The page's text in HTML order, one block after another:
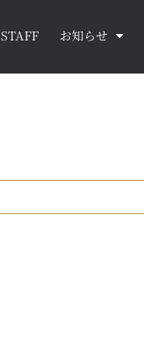
STAFF お知らせ